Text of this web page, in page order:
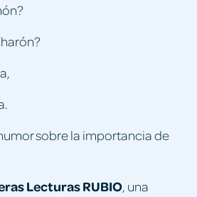
sobre la importancia de
Lecturas RUBIO, una